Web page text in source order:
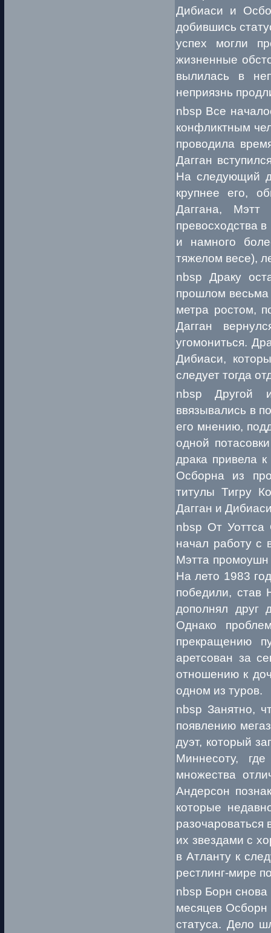
Дибиаси и
добившись
успех могли
жизненные
вылилась в
неприязнь
nbsp Все
конфликтным
проводила
Дагган
На следующий
крупнее его,
Даггана, Мэтт
превосходства
и намного
тяжелом весе),
nbsp Драку
прошлом весьма
метра ростом,
Дагган
угомониться.
Дибиаси,
следует тогда
nbsp Другой
ввязывались в
его мнению,
одной
драка привела к
Осборна из
титулы Тигру
Дагган и
nbsp От Уоттса
начал работу с
Мэтта
На лето 1983
победили, став
дополнял друг
Однако
прекращению
аретсован за
отношению к
одном из туров.
nbsp Занятно,
появлению
дуэт, который
Миннесоту,
множества
Андерсон
которые
их звездами с
в Атланту к
рестлинг-мире
nbsp Борн снова
месяцев Осборн
статуса. Дело